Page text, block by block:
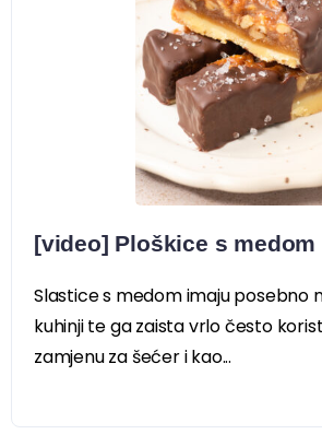
[video] Ploškice s medom
Slastice s medom imaju posebno
kuhinji te ga zaista vrlo često
zamjenu za šećer i kao...